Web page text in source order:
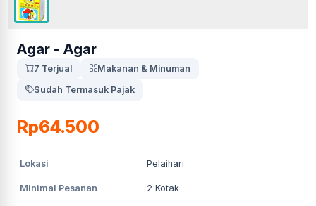
Agar - Agar
7 Terjual
Makanan & Minuman
Sudah Termasuk Pajak
Rp64.500
Lokasi Pelaihari
Minimal Pesanan 2 Kotak